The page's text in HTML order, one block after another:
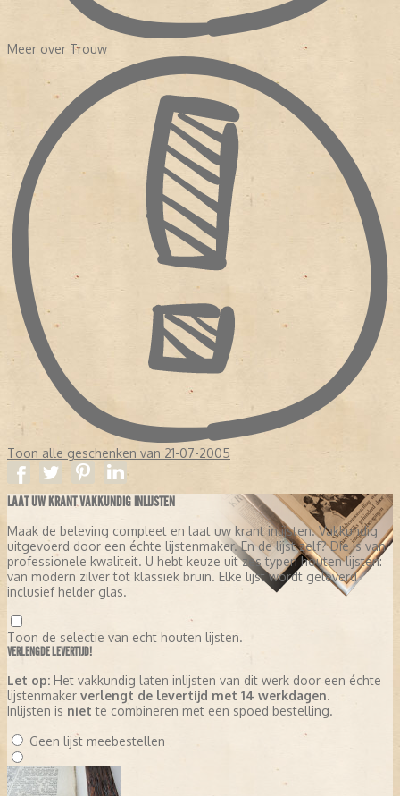
Het duurde tot 1998 dat het dagblad een hoofdredacteur kreeg
met een journalistieke achtergrond, Frits van Exter. Onder zijn
leiding werd de krant opgedeeld in 'een nieuwskatern' en een
achtergrond 'De Verdieping'. Exter had in de redactie gezeten en
wist wat er speelde. In 2007 nam Willem Schoonen het stokje van
Frits Exter over. Evenals Exter kwam ook Schoonen uit de redactie.
Hij was redacteur geweest vanDe Waarheid
en kwam in 1985 als
wetenschapsredacteur bij
Trouw. Vervolgens was Schoonen nog
een tijd correspondent in Brussel. De journalist kwam terug om de
nieuwe bijlage De Verdieping te leiden. Voordat hij tot
hoofdredacteur werd benoemd, was hij chef van de redactie
economie.
WETENSWAARDIGHEDEN OVER TROUW
- 23 januari 2010 verscheen de 20.000ste editie
- In 2012 verschijnt bij de zaterdageditie de bijlage 'Tijd' met
verhalen over het gewone leven.
- In 2012 is de krant uitgeroepen tot 'European Newspaper of the
Year 2012'.
De jury roemde de opmaak en noemde
'a kind of daily
weekly'. Dit vanwege haar dagelijkse achtergrondbijlage 'De
Verdieping' en de wekelijkse bijlages 'Letter & Geest' en 'Tijd'. De
jury was met name enthousiast over de duideijke opmaak van de
wekelijkse bijlagen.
- In november 2014 ontstond grote twijfel over de juistheid en het
bestaan van opgevoerde bronnen in artikelen van redacteur
Perdiep Ramesar.
Meer over Trouw
Toon alle geschenken van 21-07-2005
LAAT UW KRANT VAKKUNDIG INLIJSTEN
Maak de beleving compleet en laat uw krant inlijsten. Vakkundig
uitgevoerd door een échte lijstenmaker. En de lijst zelf? Die is van
professionele kwaliteit. U hebt keuze uit zes typen houten lijsten:
van modern zilver tot klassiek bruin. Elke lijst wordt geleverd
inclusief helder glas.
Toon de selectie van echt houten lijsten.
VERLENGDE LEVERTIJD!
Let op: Het vakkundig laten inlijsten van dit werk door een échte
lijstenmaker verlengt de levertijd met 14 werkdagen.
Inlijsten is niet te combineren met een spoed bestelling.
Geen lijst meebestellen